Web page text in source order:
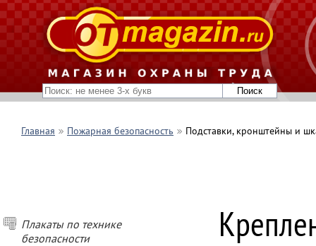
Главная Пожарная безопасность Подставки, кронштейны и
Плакаты по технике
безопасности